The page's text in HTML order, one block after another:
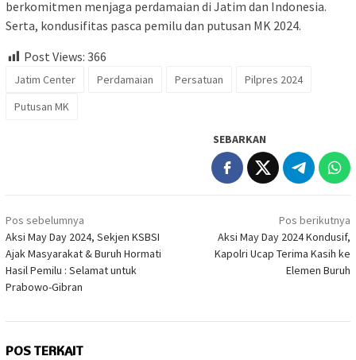
berkomitmen menjaga perdamaian di Jatim dan Indonesia.
Serta, kondusifitas pasca pemilu dan putusan MK 2024.
Post Views: 366
Jatim Center Perdamaian Persatuan
Pilpres 2024
Putusan MK
SEBARKAN
Navigasi
pos
Pos sebelumnya
Aksi May Day 2024, Sekjen KSBSI
Ajak Masyarakat & Buruh Hormati
Hasil Pemilu : Selamat untuk
Prabowo-Gibran
Pos berikutnya
Aksi May Day 2024 Kondusif,
Kapolri Ucap Terima Kasih ke
Elemen Buruh
POS TERKAIT